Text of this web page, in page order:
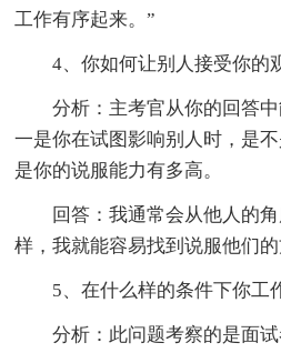
工作有序起来。”
4、你如何让别人接受你的
分析：主考官从你的回答中
一是你在试图影响别人时，是
是你的说服能力有多高。
回答：我通常会从他人的角
样，我就能容易找到说服他们的
5、在什么样的条件下你工
分析：此问题考察的是面试